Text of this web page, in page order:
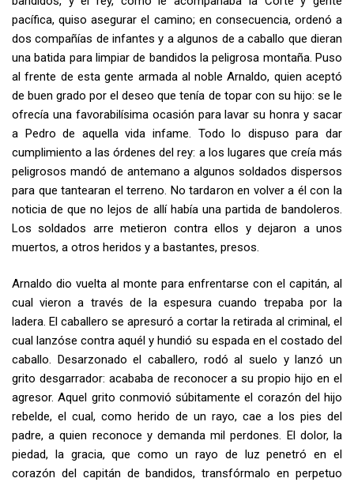
pacífica, quiso asegurar el camino; en consecuencia, ordenó a
dos compañías de infantes y a algunos de a caballo que dieran
una batida para limpiar de bandidos la peligrosa montaña. Puso
al frente de esta gente armada al noble Arnaldo, quien aceptó
de buen grado por el deseo que tenía de topar con su hijo: se le
ofrecía una favora­bilísima ocasión para lavar su honra y sacar
a Pedro de aquella vida infame. Todo lo dispuso para dar
cumplimiento a las órdenes del rey: a los lugares que creía más
peligrosos mandó de antemano a algunos soldados dispersos
para que tantearan el terreno. No tardaron en volver a él con la
noticia de que no lejos de allí había una partida de bandoleros.
Los soldados arre­ metieron contra ellos y dejaron a unos
muertos, a otros heridos y a bas­tantes, presos.
Arnaldo dio vuelta al monte para enfrentarse con el capitán, al
cual vieron a través de la espesura cuando trepaba por la
ladera. El caballero se apresuró a cortar la retirada al criminal, el
cual lanzóse contra aquél y hundió su espada en el costado del
caballo. Desarzonado el caballero, rodó al suelo y lanzó un
grito desgarrador: acababa de reconocer a su propio hijo en el
agresor. Aquel grito conmovió súbitamente el corazón del hijo
rebelde, el cual, como herido de un rayo, cae a los pies del
padre, a quien reconoce y demanda mil perdones. El dolor, la
piedad, la gracia, que como un rayo de luz penetró en el
corazón del capitán de bandidos, transfórmalo en perpetuo